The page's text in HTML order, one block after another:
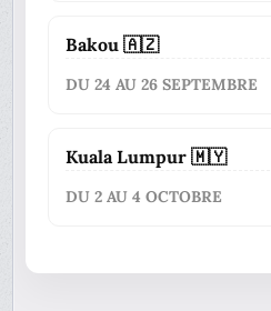
Bakou 🇦🇿
DU 24 AU 26 SEPTEMBRE
Kuala Lumpur 🇲🇾
DU 2 AU 4 OCTOBRE